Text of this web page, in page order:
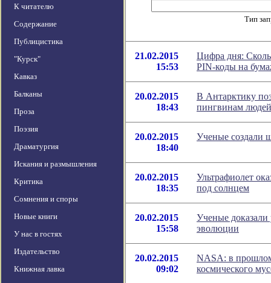
К читателю
Содержание
Публицистика
"Курск"
Кавказ
Балканы
Проза
Поэзия
Драматургия
Искания и размышления
Критика
Сомнения и споры
Новые книги
У нас в гостях
Издательство
Книжная лавка
Тип
21.02.2015
15:53
Цифра дня:
PIN-коды на
20.02.2015
18:43
В Антарктику
пингвинам людей
20.02.2015
18:40
Ученые создали
20.02.2015
18:35
Ультрафиолет
под солнцем
20.02.2015
15:58
Ученые
эволюции
20.02.2015
09:02
NASA: в
космического